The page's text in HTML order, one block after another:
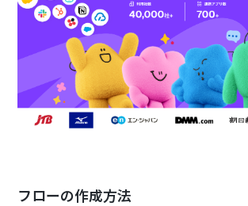
フローの作成方法